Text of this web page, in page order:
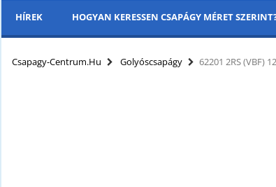
HÍREK HOGYAN KERESSEN CSAPÁGY MÉRET
MENÜ
Csapagy-Centrum.hu Golyóscsapágy 62201 2RS (VBF)